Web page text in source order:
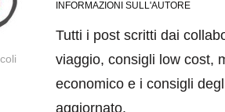
INFORMAZIONI SULL'AUTORE
Tutti i post scritti dai
viaggio, consigli low cost,
economico e i consigli
aggiornato.